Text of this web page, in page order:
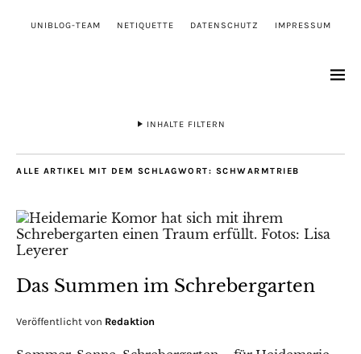
UNIBLOG-TEAM NETIQUETTE DATENSCHUTZ IMPRESSUM
INHALTE FILTERN
ALLE ARTIKEL MIT DEM SCHLAGWORT: SCHWARMTRIEB
Das Summen im Schrebergarten
Veröffentlicht von Redaktion